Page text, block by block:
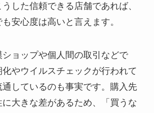
した信頼できる店舗であれば、
安心度は高いと言えます。
ョップや個人間の取引などで
やウイルスチェックが行われて
しているのも事実です。購入先
大きな差があるため、「買うな